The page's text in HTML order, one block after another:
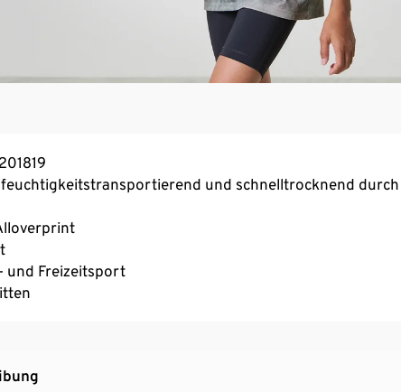
und schnelltrocknend durch
und Freizeitsport